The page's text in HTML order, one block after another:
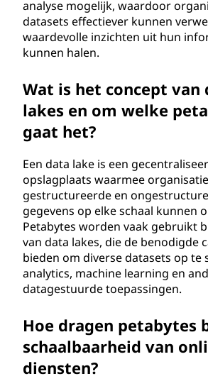
analyse mogelijk, waardoor
datasets effectiever kunnen
waardevolle inzichten uit hun
kunnen halen.
Wat is het concept van
lakes en om welke
gaat het?
Een data lake is een
opslagplaats waarmee
gestructureerde en
gegevens op elke schaal kunnen
Petabytes worden vaak gebruikt
van data lakes, die de benodigde
bieden om diverse datasets op te
analytics, machine learning en
datagestuurde toepassingen.
Hoe dragen petabytes
schaalbaarheid van
diensten?